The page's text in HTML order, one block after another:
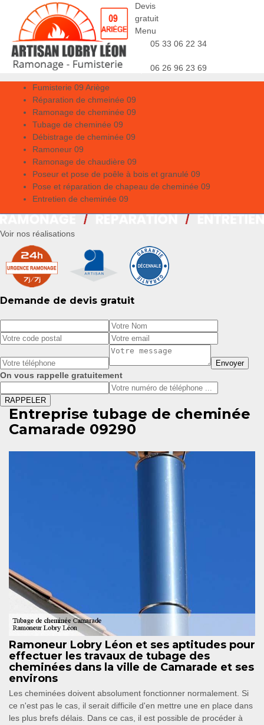
Devis
gratuit
Menu
05 33 06 22 34
06 26 96 23 69
Fumisterie 09 Ariège
Réparation de chmeinée 09
Ramonage de cheminée 09
Tubage de cheminée 09
Débistrage de cheminée 09
Ramoneur 09
Ramonage de chaudière 09
Poseur et pose de poêle à bois et granulé 09
Pose et réparation de chapeau de cheminée 09
Entretien de cheminée 09
Voir nos réalisations
Demande de devis gratuit
On vous rappelle gratuitement
Entreprise tubage de cheminée
Camarade 09290
Ramoneur Lobry Léon et ses aptitudes pour
effectuer les travaux de tubage des
cheminées dans la ville de Camarade et ses
environs
Les cheminées doivent absolument fonctionner normalement. Si
ce n'est pas le cas, il serait difficile d'en mettre une en place dans
les plus brefs délais. Dans ce cas, il est possible de procéder à